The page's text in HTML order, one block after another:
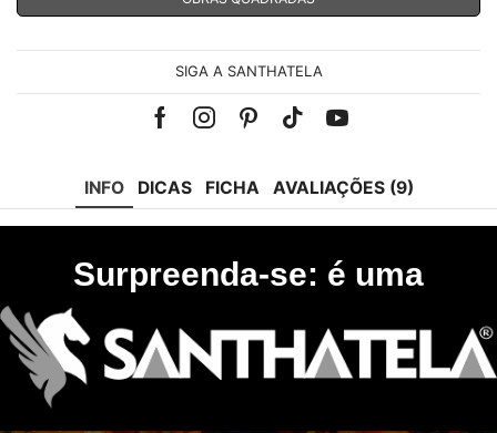
SIGA A SANTHATELA
Facebook
Instagram
Pinterest
Tik-Youtube
INFO DICAS FICHA AVALIAÇÕES (9)
Surpreenda-se: é uma